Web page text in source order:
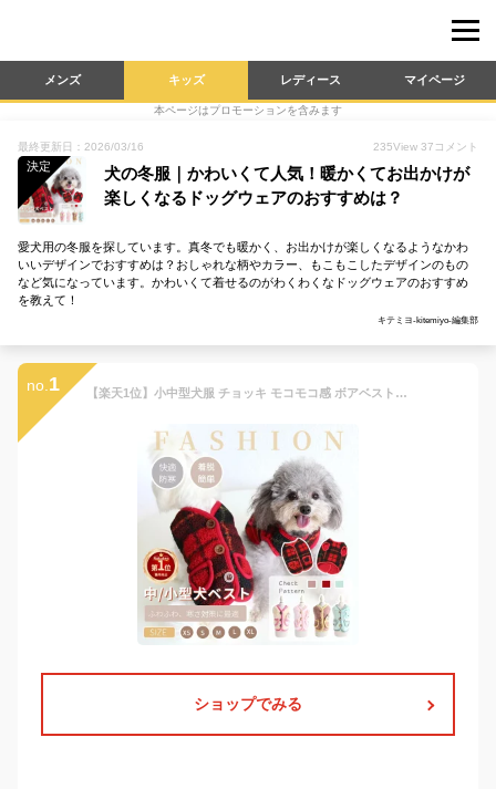
メンズ キッズ レディース マイページ
本ページはプロモーションを含みます
最終更新日：2026/03/16 235View 37 コメント
決定
犬の冬服｜かわいくて人気！暖かくてお出かけが
楽しくなるドッグウェアのおすすめは？
愛犬用の冬服を探しています。真冬でも暖かく、お出かけが楽しくなるようなかわ
いいデザインでおすすめは？おしゃれな柄やカラー、もこもこしたデザインのもの
など気になっています。かわいくて着せるのがわくわくなドッグウェアのおすすめ
を教えて！
キテミヨ-kitemiyo-編集部
no. 1 【楽天1位】小中型犬服 チョッキ モコモコ感 ボアベスト トップス 背中ボタン かわいい 犬ベストジャケット 重ね着 ペット洋服 ペットウェア ドッグウェア ペット冬服 暖かい 秋冬春 室内室外 裏起毛 撮影物 誕生日 プレゼント ギフト ネコポス送料無料！【ra93910】
ショップでみる